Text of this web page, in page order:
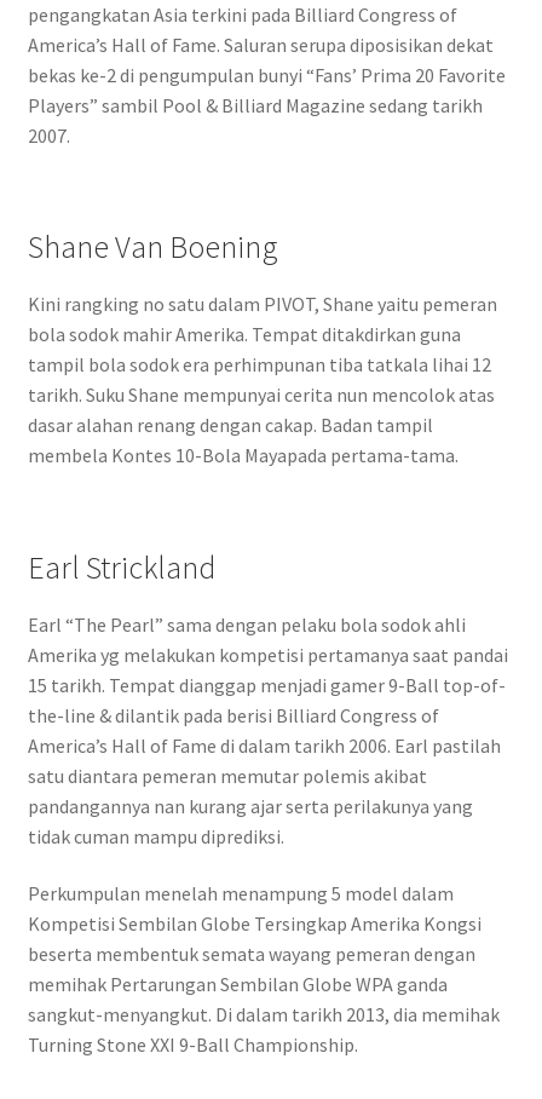
pengangkatan Asia terkini pada Billiard Congress of
America’s Hall of Fame. Saluran serupa diposisikan dekat
bekas ke-2 di pengumpulan bunyi “Fans’ Prima 20 Favorite
Players” sambil Pool & Billiard Magazine sedang tarikh
2007.
Shane Van Boening
Kini rangking no satu dalam PIVOT, Shane yaitu pemeran
bola sodok mahir Amerika. Tempat ditakdirkan guna
tampil bola sodok era perhimpunan tiba tatkala lihai 12
tarikh. Suku Shane mempunyai cerita nun mencolok atas
dasar alahan renang dengan cakap. Badan tampil
membela Kontes 10-Bola Mayapada pertama-tama.
Earl Strickland
Earl “The Pearl” sama dengan pelaku bola sodok ahli
Amerika yg melakukan kompetisi pertamanya saat pandai
15 tarikh. Tempat dianggap menjadi gamer 9-Ball top-of-
the-line & dilantik pada berisi Billiard Congress of
America’s Hall of Fame di dalam tarikh 2006. Earl pastilah
satu diantara pemeran memutar polemis akibat
pandangannya nan kurang ajar serta perilakunya yang
tidak cuman mampu diprediksi.
Perkumpulan menelah menampung 5 model dalam
Kompetisi Sembilan Globe Tersingkap Amerika Kongsi
beserta membentuk semata wayang pemeran dengan
memihak Pertarungan Sembilan Globe WPA ganda
sangkut-menyangkut. Di dalam tarikh 2013, dia memihak
Turning Stone XXI 9-Ball Championship.